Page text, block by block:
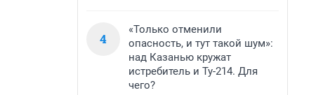
4
«Только отменили
опасность, и тут такой шум»:
над Казанью кружат
истребитель и Ту-214. Для
чего?